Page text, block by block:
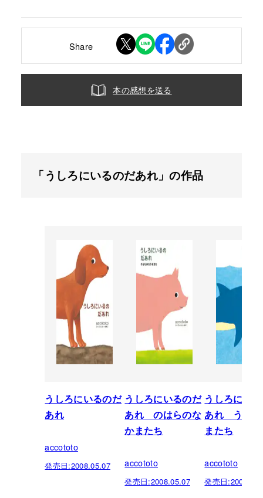
Share
本の感想を送る
「うしろにいるのだあれ」の作品
うしろにいるのだ
あれ
accototo
発売日:2008.05.07
うしろにいるのだ
あれ のはらのな
かまたち
accototo
発売日:2008.05.07
うしろにい
あれ うみの
またち
accototo
発売日: